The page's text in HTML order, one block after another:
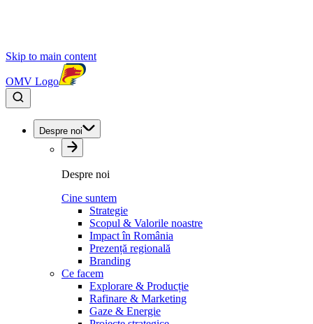
Skip to main content
OMV Logo
Despre noi
Despre noi
Cine suntem
Strategie
Scopul & Valorile noastre
Impact în România
Prezență regională
Branding
Ce facem
Explorare & Producție
Rafinare & Marketing
Gaze & Energie